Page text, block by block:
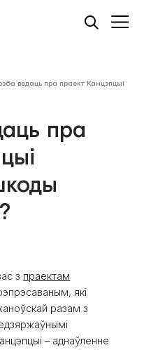
ведаць пра праект Канцэпцыі
пра
з праектам
які
разам з
– аднаўленне